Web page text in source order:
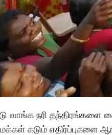
வாங்க நரி
கடும் எதிர்ப்புகளை